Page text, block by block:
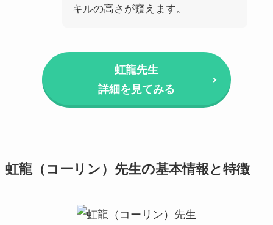
キルの高さが窺えます。
虹龍先生
詳細を見てみる
虹龍（コーリン）先生の基本情報と特徴